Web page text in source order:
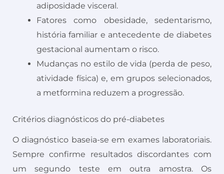
adiposidade visceral.
Fatores como obesidade, sedentarismo,
história familiar e antecedente de diabetes
gestacional aumentam o risco.
Mudanças no estilo de vida (perda de peso,
atividade física) e, em grupos selecionados,
a metformina reduzem a progressão.
Critérios diagnósticos do pré-diabetes
O diagnóstico baseia-se em exames laboratoriais.
Sempre confirme resultados discordantes com
um segundo teste em outra amostra. Os